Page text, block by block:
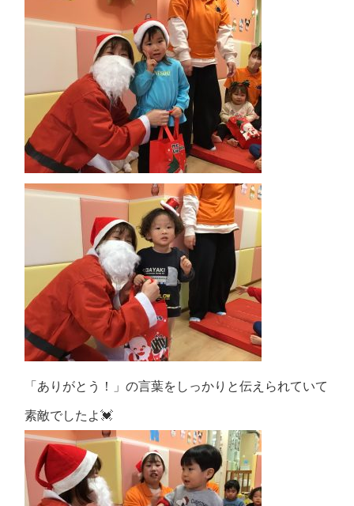
「ありがとう！」の言葉をしっかりと伝えられていて
素敵でしたよ💓‪